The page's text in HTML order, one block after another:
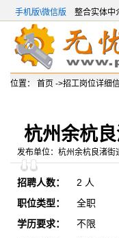
手机版\微信版 整合实体中
位置： 首页 ->招工岗位详细
杭州余杭
发布单位：杭州余杭良渚
招聘人数： 2 人
职位类型：
全职
学历要求：
不限